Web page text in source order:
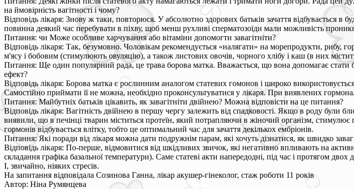
на ймовірність вагітності і чому?
Відповідь лікаря: Знову ж таки, повторюся. У абсолютно здорових батьків зачаття відбувається
повинна деякий час перебувати в піхву, щоб менш рухливі сперматозоїди мали можливість
Питання: чи Може особливе харчування або вітаміни допомогти завагітніти?
Відповідь лікаря: Так, безумовно. Чоловікам рекомендується «налягати» на морепродукти, рибу,
м'ясу і бобовим (стимулюють овуляцію), а також листових овочів, чорного хлібу і каш (в них
Питання: Ще один популярний рада, це трава борова матка. Вважається, що вона допомагає
ефект?
Відповідь лікаря: Борова матка є рослинним аналогом статевих гомонов і широко
Самостійно приймати її не можна, необхідно проконсультуватися у лікаря. При виявлених
Питання: Майбутніх батьків цікавить, як завагітніти двійнею? Можна відповісти на це питання?
Відповідь лікаря: Вагітність двійнею в першу чергу залежить від спадковості. Якщо в роду були
виявили, що в печінці тварин міститься протеїн, який потрапляючи в жіночий організм, стимулює
гормонів відбувається влітку, тобто це оптимальний час для зачаття декількох ембріонів.
Питання: Які поради від лікаря можна дати подружнім парам, які хочуть дізнатися, як швидко
Відповідь лікаря: По-перше, відмовитися від шкідливих звичок, які негативно впливають на
складання графіка базальної температури). Саме статеві акти напередодні, під час і протягом
І, звичайно, ніяких стресів.
На запитання відповідала Созинова Ганна, лікар акушер-гінеколог, стаж роботи 11 років
Автор: Ніна Румянцева